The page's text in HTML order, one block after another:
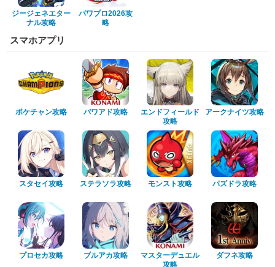
ジージェネエター
ナル攻略
パワプロ2026攻
略
スマホアプリ
ポケチャン攻略 パワアド攻略
エンドフィールド
攻略
アークナイツ攻略
スタセイ攻略 ステラソラ攻略 モンスト攻略 パズドラ攻略
プロセカ攻略 ブルアカ攻略
マスターデュエル
攻略
ダフネ攻略